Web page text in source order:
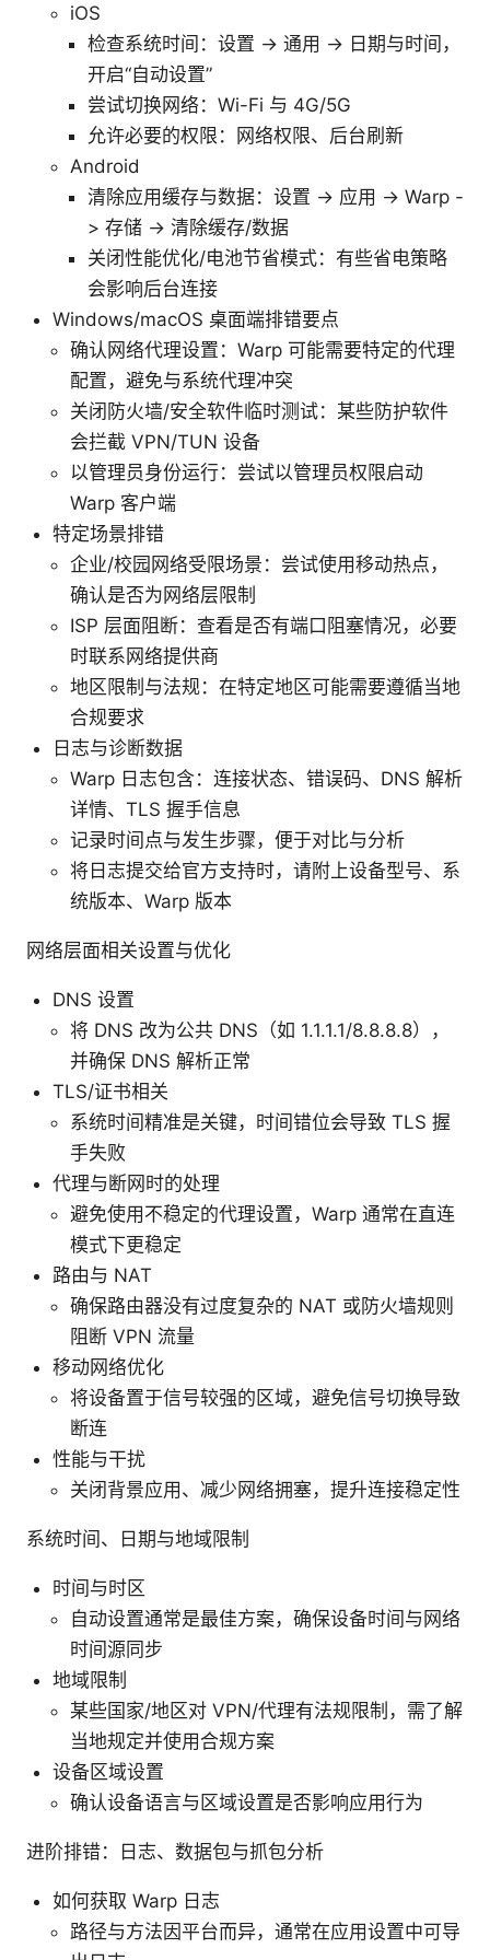
iOS
检查系统时间：设置 -> 通用 -> 日期与时间，
开启“自动设置”
尝试切换网络：Wi-Fi 与 4G/5G
允许必要的权限：网络权限、后台刷新
Android
清除应用缓存与数据：设置 -> 应用 -> Warp -
> 存储 -> 清除缓存/数据
关闭性能优化/电池节省模式：有些省电策略
会影响后台连接
Windows/macOS 桌面端排错要点
确认网络代理设置：Warp 可能需要特定的代理
配置，避免与系统代理冲突
关闭防火墙/安全软件临时测试：某些防护软件
会拦截 VPN/TUN 设备
以管理员身份运行：尝试以管理员权限启动
Warp 客户端
特定场景排错
企业/校园网络受限场景：尝试使用移动热点，
确认是否为网络层限制
ISP 层面阻断：查看是否有端口阻塞情况，必要
时联系网络提供商
地区限制与法规：在特定地区可能需要遵循当地
合规要求
日志与诊断数据
Warp 日志包含：连接状态、错误码、DNS 解析
详情、TLS 握手信息
记录时间点与发生步骤，便于对比与分析
将日志提交给官方支持时，请附上设备型号、系
统版本、Warp 版本
网络层面相关设置与优化
DNS 设置
将 DNS 改为公共 DNS（如 1.1.1.1/8.8.8.8），
并确保 DNS 解析正常
TLS/证书相关
系统时间精准是关键，时间错位会导致 TLS 握
手失败
代理与断网时的处理
避免使用不稳定的代理设置，Warp 通常在直连
模式下更稳定
路由与 NAT
确保路由器没有过度复杂的 NAT 或防火墙规则
阻断 VPN 流量
移动网络优化
将设备置于信号较强的区域，避免信号切换导致
断连
性能与干扰
关闭背景应用、减少网络拥塞，提升连接稳定性
系统时间、日期与地域限制
时间与时区
自动设置通常是最佳方案，确保设备时间与网络
时间源同步
地域限制
某些国家/地区对 VPN/代理有法规限制，需了解
当地规定并使用合规方案
设备区域设置
确认设备语言与区域设置是否影响应用行为
进阶排错：日志、数据包与抓包分析
如何获取 Warp 日志
路径与方法因平台而异，通常在应用设置中可导